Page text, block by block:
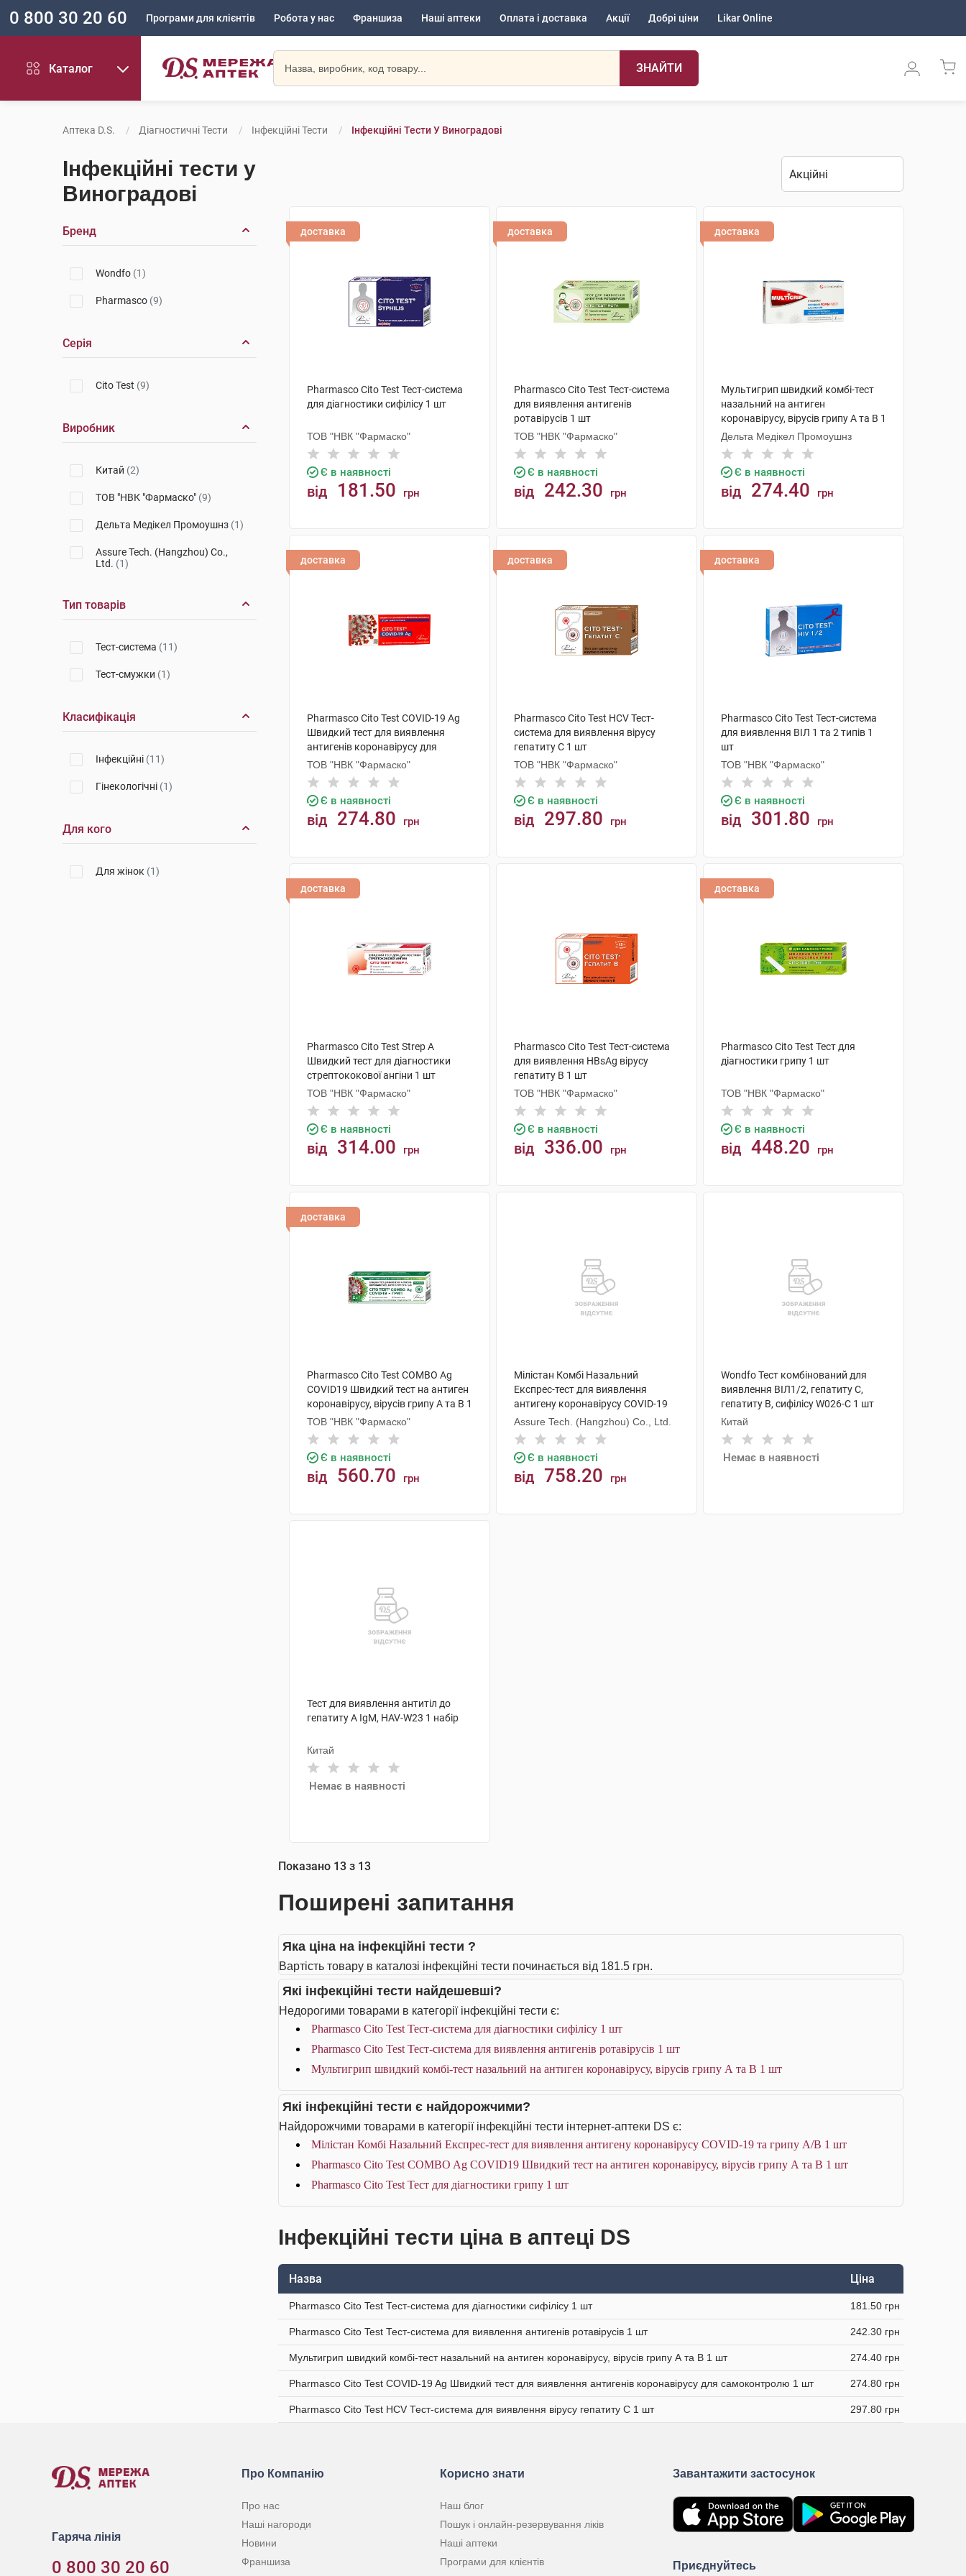
0 800 30 20 60 Програми для клієнтів Робота у нас Франшиза Наші аптеки Оплата і доставка Акції Добрі ціни Likar Online
Каталог ЗНАЙТИ
Аптека D.S. Діагностичні Тести Інфекційні Тести Інфекційні Тести У Виноградові
Інфекційні тести у
Виноградові
Бренд
Wondfo (1)
Pharmasco (9)
Серія
Cito Test (9)
Виробник
Китай (2)
ТОВ "НВК "Фармаско" (9)
Дельта Медікел Промоушнз (1)
Assure Tech. (Hangzhou) Co.,
Ltd. (1)
Тип товарів
Тест-система (11)
Тест-смужки (1)
Класифікація
Інфекційні (11)
Гінекологічні (1)
Для кого
Для жінок (1)
доставка
Pharmasco Cito Test Тест-система
для діагностики cифілісу 1 шт
ТОВ "НВК "Фармаско"
Є в наявності
від 181.50 грн
доставка
Pharmasco Cito Test Тест-система
для виявлення антигенів
ротавірусів 1 шт
ТОВ "НВК "Фармаско"
Є в наявності
від 242.30 грн
доставка
Мультигрип швидкий комбі-тест
назальний на антиген
коронавірусу, вірусів грипу А та В 1
шт
Дельта Медікел Промоушнз
Є в наявності
від 274.40 грн
доставка
Pharmasco Cito Test COVID-19 Ag
Швидкий тест для виявлення
антигенів коронавірусу для
самоконтролю 1 шт
ТОВ "НВК "Фармаско"
Є в наявності
від 274.80 грн
доставка
Pharmasco Cito Test HCV Тест-
система для виявлення вірусу
гепатиту С 1 шт
ТОВ "НВК "Фармаско"
Є в наявності
від 297.80 грн
доставка
Pharmasco Cito Test Тест-система
для виявлення ВІЛ 1 та 2 типів 1
шт
ТОВ "НВК "Фармаско"
Є в наявності
від 301.80 грн
доставка
Pharmasco Cito Test Strep A
Швидкий тест для діагностики
стрептококової ангіни 1 шт
ТОВ "НВК "Фармаско"
Є в наявності
від 314.00 грн
Pharmasco Cito Test Тест-система
для виявлення HBsAg вірусу
гепатиту B 1 шт
ТОВ "НВК "Фармаско"
Є в наявності
від 336.00 грн
доставка
Pharmasco Cito Test Тест для
діагностики грипу 1 шт
ТОВ "НВК "Фармаско"
Є в наявності
від 448.20 грн
доставка
Pharmasco Cito Test COMBO Ag
COVID19 Швидкий тест на антиген
коронавірусу, вірусів грипу А та В 1
шт
ТОВ "НВК "Фармаско"
Є в наявності
від 560.70 грн
Мілістан Комбі Назальний
Експрес-тест для виявлення
антигену коронавірусу COVID-19
та грипу А/В 1 шт
Assure Tech. (Hangzhou) Co., Ltd.
Є в наявності
від 758.20 грн
Wondfo Тест комбінований для
виявлення ВІЛ1/2, гепатиту С,
гепатиту В, сифілісу W026-C 1 шт
Китай
Немає в наявності
Тест для виявлення антитіл до
гепатиту А IgM, HAV-W23 1 набір
Китай
Немає в наявності
АНАЛОГИ
Показано 13 з 13
Поширені запитання
Яка ціна на інфекційні тести ?
Вартість товару в каталозі інфекційні тести починається від 181.5 грн.
Які інфекційні тести найдешевші?
Недорогими товарами в категорії інфекційні тести є:
Pharmasco Cito Test Тест-система для діагностики cифілісу 1 шт
Pharmasco Cito Test Тест-система для виявлення антигенів ротавірусів 1 шт
Мультигрип швидкий комбі-тест назальний на антиген коронавірусу, вірусів грипу А та В 1 шт
Які інфекційні тести є найдорожчими?
Найдорожчими товарами в категорії інфекційні тести інтернет-аптеки DS є:
Мілістан Комбі Назальний Експрес-тест для виявлення антигену коронавірусу COVID-19 та грипу А/В 1 шт
Pharmasco Cito Test COMBO Ag COVID19 Швидкий тест на антиген коронавірусу, вірусів грипу А та В 1 шт
Pharmasco Cito Test Тест для діагностики грипу 1 шт
Інфекційні тести ціна в аптеці DS
Назва Ціна
Pharmasco Cito Test Тест-система для діагностики cифілісу 1 шт 181.50 грн
Pharmasco Cito Test Тест-система для виявлення антигенів ротавірусів 1 шт 242.30 грн
Мультигрип швидкий комбі-тест назальний на антиген коронавірусу, вірусів грипу А та В 1 шт 274.40 грн
Pharmasco Cito Test COVID-19 Ag Швидкий тест для виявлення антигенів коронавірусу для самоконтролю 1 шт 274.80 грн
Pharmasco Cito Test HCV Тест-система для виявлення вірусу гепатиту С 1 шт 297.80 грн
Гаряча лінія
0 800 30 20 60
Про Компанію
Про нас
Наші нагороди
Новини
Франшиза
Корисно знати
Наш блог
Пошук і онлайн-резервування ліків
Наші аптеки
Програми для клієнтів
Завантажити застосунок
Приєднуйтесь